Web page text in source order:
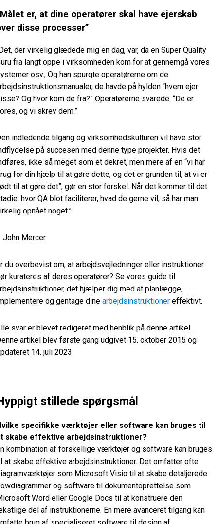
er, at dine operatører skal have ejerskab
disse processer”
der virkelig glædede mig en dag, var, da en Super Quality
fra langt oppe i virksomheden kom for at gennemgå vores
osv., Og han spurgte operatørerne om de
de havde på hylden “hvem ejer
Og hvor kom de fra?” Operatørerne svarede: “De er
og vi skrev dem.”
indledende tilgang og virksomhedskulturen vil have stor
på succesen med denne type projekter. Hvis det
ikke så meget som et dekret, men mere af en “vi har
for din hjælp til at gøre dette, og det er grunden til, at vi er
til at gøre det”, gør en stor forskel. Når det kommer til det
hvor QA blot faciliterer, hvad de gerne vil, så har man
opnået noget.”
John Mercer
du overbevist om, at arbejdsvejledninger eller instruktioner
kurateres af deres operatører? Se vores guide til
det hjælper dig med at planlægge,
og gentage dine arbejdsinstruktionereffektivt.
svar er blevet redigeret med henblik på denne artikel.
artikel blev første gang udgivet 15. oktober 2015 og
14. juli 2023
stillede spørgsmål
specifikke værktøjer eller software kan bruges til
skabe effektive arbejdsinstruktioner?
kombination af forskellige værktøjer og software kan bruges
at skabe effektive arbejdsinstruktioner. Det omfatter ofte
som Microsoft Visio til at skabe detaljerede
og software til dokumentoprettelse som
Word eller Google Docs til at konstruere den
del af instruktionerne. En mere avanceret tilgang kan